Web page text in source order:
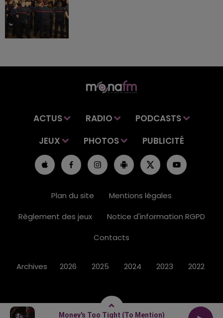
Money's Too Tight (to Mention)
ACTUS RADIO
PODCASTS
JEUX
PHOTOS PUBLICITÉ
Plan du site
Mentions légales
Règlement des jeux
Notice d'information RGPD
Contacts
Archives 2026 2025 2024 2023 2022